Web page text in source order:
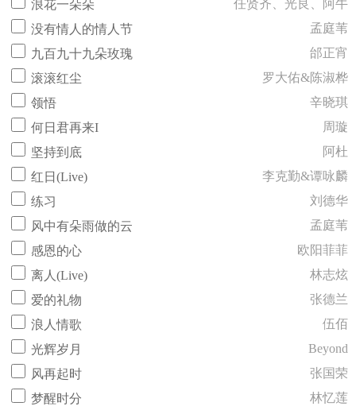
浪花一朵朵
任贤齐、光良、阿牛
没有情人的情人节
孟庭苇
九百九十九朵玫瑰
邰正宵
滚滚红尘
罗大佑&陈淑桦
领悟
辛晓琪
何日君再来I
周璇
坚持到底
阿杜
红日(Live)
李克勤&谭咏麟
练习
刘德华
风中有朵雨做的云
孟庭苇
感恩的心
欧阳菲菲
离人(Live)
林志炫
爱的礼物
张德兰
浪人情歌
伍佰
光辉岁月
Beyond
风再起时
张国荣
梦醒时分
林忆莲